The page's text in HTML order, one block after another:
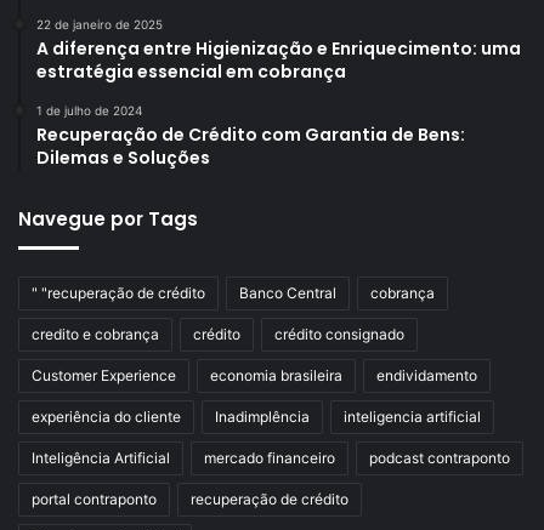
22 de janeiro de 2025
A diferença entre Higienização e Enriquecimento: uma
estratégia essencial em cobrança
1 de julho de 2024
Recuperação de Crédito com Garantia de Bens:
Dilemas e Soluções
Navegue por Tags
" "recuperação de crédito Banco Central cobrança
credito e cobrança crédito crédito consignado
Customer Experience economia brasileira endividamento
experiência do cliente Inadimplência inteligencia artificial
Inteligência Artificial mercado financeiro podcast contraponto
portal contraponto recuperação de crédito